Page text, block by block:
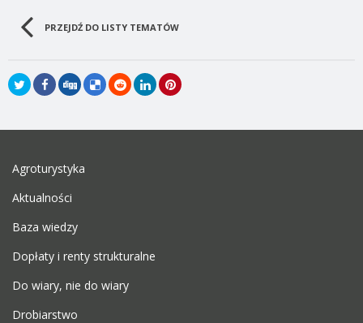
PRZEJDŹ DO LISTY TEMATÓW
Agroturystyka
Aktualności
Baza wiedzy
Dopłaty i renty strukturalne
Do wiary, nie do wiary
Drobiarstwo